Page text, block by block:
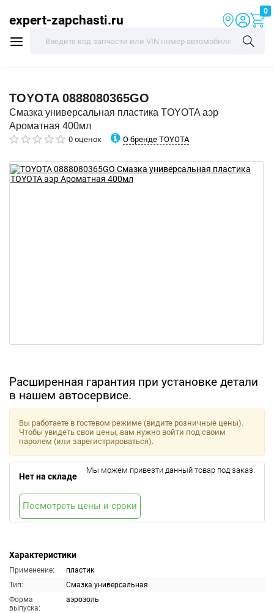
expert-zapchasti.ru
0
TOYOTA 0888080365GO
Смазка универсальная пластика TOYOTA аэр
Ароматная 400мл
0 оценок О бренде TOYOTA
Расширенная гарантия при установке детали
в нашем автосервисе.
Характеристики
Применение:
пластик
Тип:
Смазка универсальная
Форма
выпуска:
аэрозоль
Вы работаете в гостевом режиме (видите розничные цены).
Чтобы увидеть свои цены, вам нужно войти под своим
паролем (или зарегистрироваться).
Нет на складе
Мы можем привезти данный товар под заказ.
Посмотреть цены и сроки